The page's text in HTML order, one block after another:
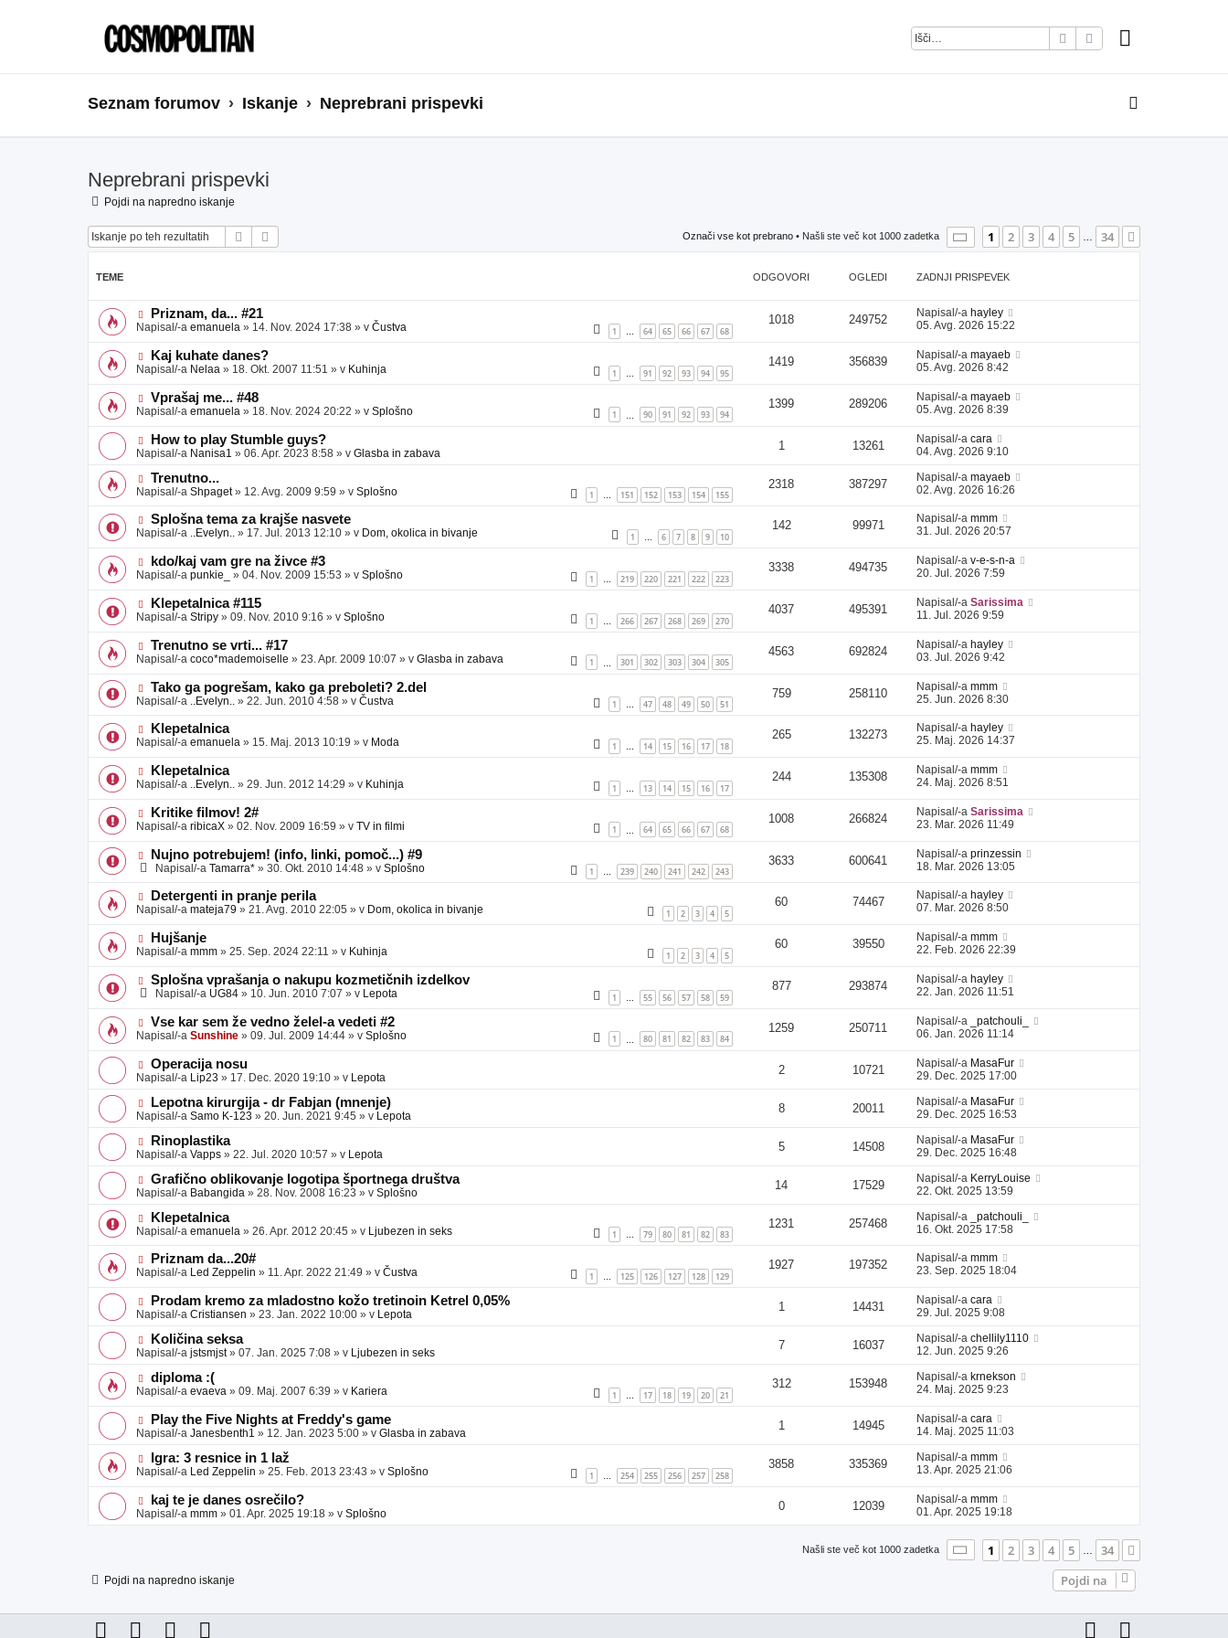
IskanjeNapredno iskanje
Seznam forumov Iskanje Neprebrani prispevki
Neprebrani prispevki
Pojdi na napredno iskanje
Iskanje Označi vse kot prebrano • Našli ste več kot 1000 zadetka Stran 1od34
1 2 3 4 5 34
TEME ODGOVORI OGLEDI ZADNJI PRISPEVEK
N
o
e
o
b
j
a
v
e
Priznam, da... #21
Napisal/-a emanuela » 14. Nov. 2024 17:38 » v Čustva 1 64 65 66 67 68
1018 249752 Napisal/-a hayley
05. Avg. 2026 15:22
N
o
e
b
j
a
v
e
Kaj kuhate danes?
Napisal/-a Nelaa » 18. Okt. 2007 11:51 » v Kuhinja 1 91 92 93 94 95
1419 356839 Napisal/-a mayaeb
05. Avg. 2026 8:42
N
o
v
e
o
b
v
e
Vprašaj me... #48
Napisal/-a emanuela » 18. Nov. 2024 20:22 » v Splošno 1 90 91 92 93 94
1399 289206 Napisal/-a mayaeb
05. Avg. 2026 8:39
N
o
v
e
o
b
a
v
e
How to play Stumble guys?
Napisal/-a Nanisa1 » 06. Apr. 2023 8:58 » v Glasba in zabava
1 13261 Napisal/-a cara
04. Avg. 2026 9:10
N
o
v
e
o
b
j
a
v
e
Trenutno...
Napisal/-a Shpaget» 12. Avg. 2009 9:59 » v Splošno 1 … 151 152 153 154 155
2318 387297 Napisal/-a mayaeb
02. Avg. 2026 16:26
N
o
e
o
b
j
a
v
e
Splošna tema za krajše nasvete
Napisal/-a ..Evelyn.. » 17. Jul. 2013 12:10 » v Dom, okolica in bivanje 1 … 6 7 8 9 10
142 99971 Napisal/-a mmm
31. Jul. 2026 20:57
N
o
e
o
b
j
v
e
kdo/kaj vam gre na živce #3
Napisal/-a punkie_ » 04. Nov. 2009 15:53 » v Splošno 1 219 220 221 222 223
3338 494735 Napisal/-a v-e-s-n-a
20. Jul. 2026 7:59
N
o
e
b
j
v
e
Klepetalnica #115
Napisal/-a Stripy » 09. Nov. 2010 9:16 » v Splošno 1 266 267 268 269 270
4037 495391 Napisal/-a Sarissima
11. Jul. 2026 9:59
N
o
v
e
b
j
a
v
e
Trenutno se vrti... #17
Napisal/-a coco*mademoiselle » 23. Apr. 2009 10:07 » v Glasba in zabava 1 301 302 303 304 305
4563 692824 Napisal/-a hayley
03. Jul. 2026 9:42
N
o
v
e
o
b
j
a
v
e
Tako ga pogrešam, kako ga preboleti? 2.del
Napisal/-a ..Evelyn.. » 22. Jun. 2010 4:58 » v Čustva 1 … 47 48 49 50 51
759 258110 Napisal/-a mmm
25. Jun. 2026 8:30
N
o
e
o
b
j
a
v
e
Klepetalnica
Napisal/-a emanuela » 15. Maj. 2013 10:19 » v Moda 1 … 14 15 16 17 18
265 132273 Napisal/-a hayley
25. Maj. 2026 14:37
N
o
e
o
b
j
a
e
Klepetalnica
Napisal/-a ..Evelyn.. » 29. Jun. 2012 14:29 » v Kuhinja 1 13 14 15 16 17
244 135308 Napisal/-a mmm
24. Maj. 2026 8:51
N
o
v
e
o
j
a
v
e
Kritike filmov! 2#
Napisal/-a ribicaX » 02. Nov. 2009 16:59 » v TV in filmi 1 64 65 66 67 68
1008 266824 Napisal/-a Sarissima
23. Mar. 2026 11:49
N
e
o
b
j
a
v
e
Nujno potrebujem! (info, linki, pomoč...) #9
Napisal/-a Tamarra* » 30. Okt. 2010 14:48 » v Splošno 1 … 239 240 241 242 243
3633 600641 Napisal/-a prinzessin
18. Mar. 2026 13:05
N
o
e
o
b
j
a
e
Detergenti in pranje perila
Napisal/-a mateja79 » 21. Avg. 2010 22:05 » v Dom, okolica in bivanje 1 2 3 4 5
60 74467 Napisal/-a hayley
07. Mar. 2026 8:50
N
o
e
o
j
a
v
e
Hujšanje
Napisal/-a mmm » 25. Sep. 2024 22:11 » v Kuhinja 1 2 3 4 5
60 39550 Napisal/-a mmm
22. Feb. 2026 22:39
N
e
b
j
a
v
e
Splošna vprašanja o nakupu kozmetičnih izdelkov
Napisal/-a UG84 » 10. Jun. 2010 7:07 » v Lepota 1 55 56 57 58 59
877 293874 Napisal/-a hayley
22. Jan. 2026 11:51
N
o
v
e
o
b
a
v
e
Vse kar sem že vedno želel-a vedeti #2
Napisal/-a Sunshine » 09. Jul. 2009 14:44 » v Splošno 1 80 81 82 83 84
1259 250711 Napisal/-a
_patchouli_
06. Jan. 2026 11:14
N
o
v
e
o
b
a
v
e
Operacija nosu
Napisal/-a Lip23 » 17. Dec. 2020 19:10 » v Lepota
2 10721 Napisal/-a MasaFur
29. Dec. 2025 17:00
N
o
v
e
o
b
a
v
e
Lepotna kirurgija - dr Fabjan (mnenje)
Napisal/-a Samo K-123 » 20. Jun. 2021 9:45 » v Lepota
8 20011 Napisal/-a MasaFur
29. Dec. 2025 16:53
N
o
v
e
o
b
a
v
e
Rinoplastika
Napisal/-a Vapps » 22. Jul. 2020 10:57 » v Lepota
5 14508 Napisal/-a MasaFur
29. Dec. 2025 16:48
N
o
v
e
o
b
a
v
e
Grafično oblikovanje logotipa športnega društva
Napisal/-a Babangida » 28. Nov. 2008 16:23 » v Splošno
14 17529 Napisal/-a KerryLouise
22. Okt. 2025 13:59
N
o
v
e
o
b
j
a
v
e
Klepetalnica
Napisal/-a emanuela » 26. Apr. 2012 20:45 » v Ljubezen in seks 1 … 79 80 81 82 83
1231 257468 Napisal/-a
_patchouli_
16. Okt. 2025 17:58
N
o
e
o
b
a
v
e
Priznam da...20#
Napisal/-a Led Zeppelin » 11. Apr. 2022 21:49 » v Čustva 1 … 125 126 127 128 129
1927 197352 Napisal/-a mmm
23. Sep. 2025 18:04
N
o
v
e
o
b
a
e
Prodam kremo za mladostno kožo tretinoin Ketrel 0,05%
Napisal/-a Cristiansen » 23. Jan. 2022 10:00 » v Lepota
1 14431 Napisal/-a cara
29. Jul. 2025 9:08
N
o
v
e
o
a
v
e
Količina seksa
Napisal/-a jstsmjst» 07. Jan. 2025 7:08 » v Ljubezen in seks
7 16037 Napisal/-a chellily1110
12. Jun. 2025 9:26
N
o
e
o
b
a
v
e
diploma :(
Napisal/-a evaeva » 09. Maj. 2007 6:39 » v Kariera 1 … 17 18 19 20 21
312 153948 Napisal/-a krnekson
24. Maj. 2025 9:23
N
o
v
e
o
a
v
Play the Five Nights at Freddy's game
Napisal/-a Janesbenth1 » 12. Jan. 2023 5:00 » v Glasba in zabava
1 14945 Napisal/-a cara
14. Maj. 2025 11:03
N
o
e
o
b
Igra: 3 resnice in 1 laž
Napisal/-a Led Zeppelin » 25. Feb. 2013 23:43 » v Splošno 1 254 255 256 257 258
3858 335369 Napisal/-a mmm
13. Apr. 2025 21:06
N
o
v
j
a
e
kaj te je danes osrečilo?
Napisal/-a mmm » 01. Apr. 2025 19:18 » v Splošno
0 12039 Napisal/-a mmm
01. Apr. 2025 19:18
Našli ste več kot 1000 zadetka Stran 1od34
1 2 3 4 5 34
Pojdi na napredno iskanje Pojdi na